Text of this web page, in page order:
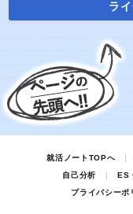
ラ
就活ノートTOPへ
自己分析
ES
プライバシーポ